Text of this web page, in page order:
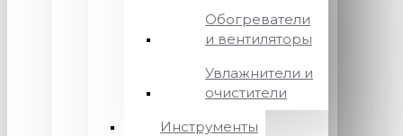
Обогреватели
и вентиляторы
Увлажнители и
очистители
Инструменты